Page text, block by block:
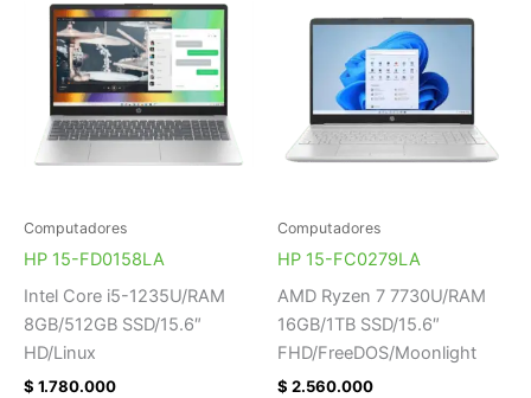
Computadores
HP 15-FD0158LA
Intel Core i5-1235U/RAM
8GB/512GB SSD/15.6″
HD/Linux
$ 1.780.000
Computadores
HP 15-FC0279LA
AMD Ryzen 7 7730U/RAM
16GB/1TB SSD/15.6″
FHD/FreeDOS/Moonlight
$ 2.560.000